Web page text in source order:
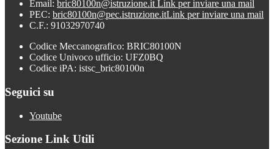
Email: bric80100n@istruzione.it Link per inviare una mail
PEC: bric80100n@pec.istruzione.itLink per inviare una mail
C.F.: 91032970740
Codice Meccanografico: BRIC80100N
Codice Univoco ufficio: UFZ0BQ
Codice iPA: istsc_bric80100n
Seguici su
Youtube
Sezione Link Utili